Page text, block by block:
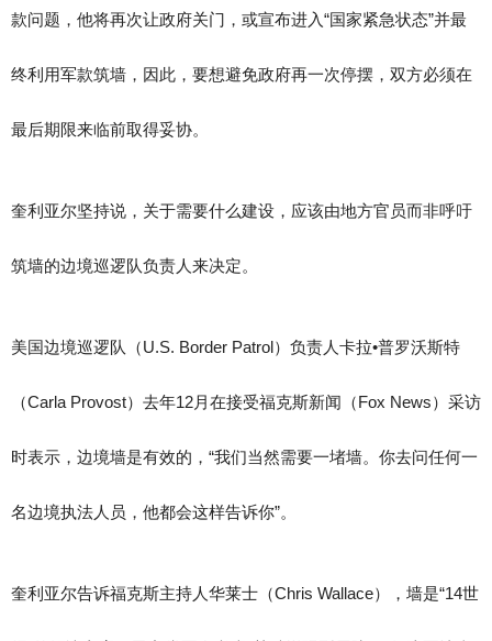
款问题，他将再次让政府关门，或宣布进入“国家紧急状态”并最
终利用军款筑墙，因此，要想避免政府再一次停摆，双方必须在
最后期限来临前取得妥协。
奎利亚尔坚持说，关于需要什么建设，应该由地方官员而非呼吁
筑墙的边境巡逻队负责人来决定。
美国边境巡逻队（U.S. Border Patrol）负责人卡拉•普罗沃斯特
（Carla Provost）去年12月在接受福克斯新闻（Fox News）采访
时表示，边境墙是有效的，“我们当然需要一堵墙。你去问任何一
名边境执法人员，他都会这样告诉你”。
奎利亚尔告诉福克斯主持人华莱士（Chris Wallace），墙是“14世